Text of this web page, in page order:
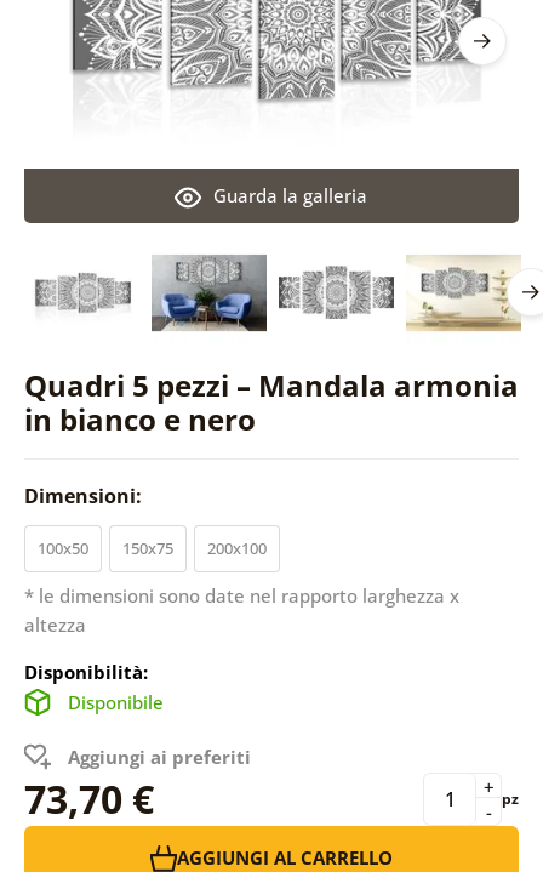
Quadri 5 pezzi – Mandala armonia
in bianco e nero
Guarda la galleria
Dimensioni:
100x50 150x75 200x100
* le dimensioni sono date nel rapporto larghezza x
altezza
Disponibilità:
Disponibile
Aggiungi ai preferiti
73,70 € -
+ pz
AGGIUNGI AL CARRELLO